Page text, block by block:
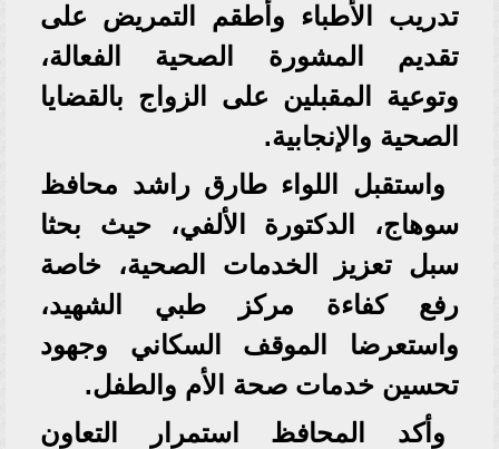
تدريب الأطباء وأطقم التمريض على
تقديم المشورة الصحية الفعالة،
وتوعية المقبلين على الزواج بالقضايا
الصحية والإنجابية.
واستقبل اللواء طارق راشد محافظ
سوهاج، الدكتورة الألفي، حيث بحثا
سبل تعزيز الخدمات الصحية، خاصة
رفع كفاءة مركز طبي الشهيد،
واستعرضا الموقف السكاني وجهود
تحسين خدمات صحة الأم والطفل.
وأكد المحافظ استمرار التعاون